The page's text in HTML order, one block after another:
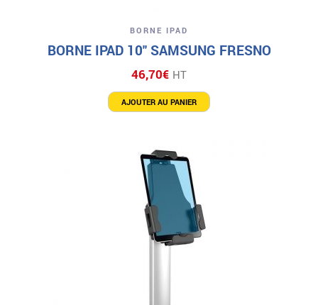
BORNE IPAD
BORNE IPAD 10″ SAMSUNG FRESNO
46,70€ HT
AJOUTER AU PANIER